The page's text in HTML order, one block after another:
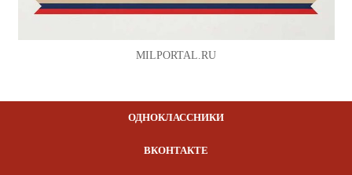
MILPORTAL.RU
ОДНОКЛАССНИКИ
ВКОНТАКТЕ